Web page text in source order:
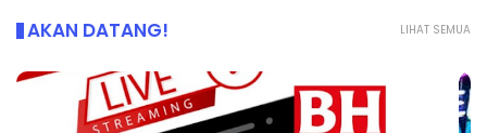
LIHAT SEMUA
AKAN DATANG!